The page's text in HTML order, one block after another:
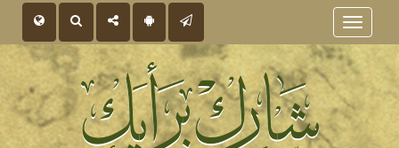
Toggle
navigation